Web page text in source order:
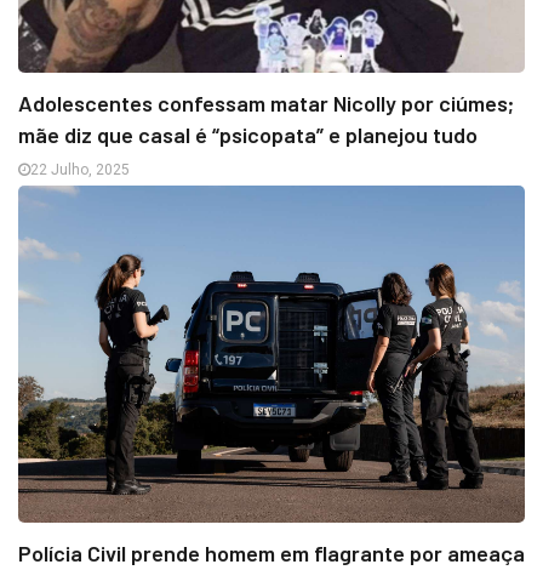
Adolescentes confessam matar Nicolly por ciúmes;
mãe diz que casal é “psicopata” e planejou tudo
22 Julho, 2025
Polícia Civil prende homem em flagrante por ameaça